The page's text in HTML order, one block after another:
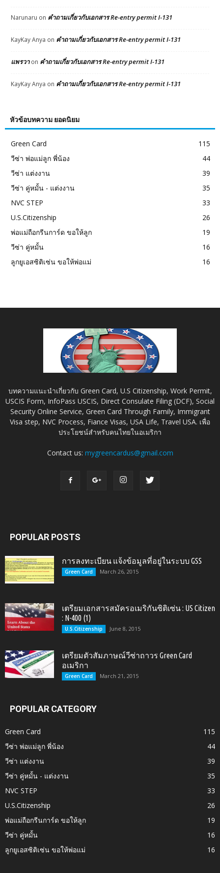
Narunaru on คำถามเกี่ยวกับเอกสาร Re-entry permit I-131
KayKay Anya on คำถามเกี่ยวกับเอกสาร Re-entry permit I-131
แพรวาon คำถามเกี่ยวกับเอกสาร Re-entry permit I-131
KayKay Anya on คำถามเกี่ยวกับเอกสาร Re-entry permit I-131
หัวข้อบทความ ยอดนิยม
Green Card
115
วีซ่า พ่อแม่ลูก พี่น้อง
44
วีซ่า แต่งงาน
39
วีซ่า คู่หมั้น - แต่งงาน
35
NVC STEP
33
U.S.Citizenship
26
พ่อแม่ถือกรีนการ์ด ขอให้ลูก
19
วีซ่า คู่หมั้น
16
ลูกยูเอสซิติเซ่น ขอให้พ่อแม่
16
บทความแนะนำเกี่ยวกับ Green Card, U.S Citizenship, Work Permit,
USCIS Form, InfoPass USCIS, Direct Consulate Filing (DCF), Social
Security Online Service, Green Card Through Family, Immigrant
Visa step, NVC Process, Fiance Visas, USA Life, Travel USA. เพื่อ
ประโยชน์สำหรับคนไทยในอเมริกา
Contact us: mygreencardus@gmail.com
POPULAR POSTS
การลงทะเบียน แจ้งข้อมูลที่อยู่ในระบบ GSS
Green Card March 26, 2015
เตรียมเอกสารสมัครอเมริกันซิติเซ่น : US Citizen
: N-400 (1)
U.S.Citizenship June 8, 2015
เตรียมตัวสัมภาษณ์วีซ่าถาวร Green Card
อเมริกา
Green Card March 21, 2015
POPULAR CATEGORY
Green Card
115
วีซ่า พ่อแม่ลูก พี่น้อง
44
วีซ่า แต่งงาน
39
วีซ่า คู่หมั้น - แต่งงาน
35
NVC STEP
33
U.S.Citizenship
26
พ่อแม่ถือกรีนการ์ด ขอให้ลูก
19
วีซ่า คู่หมั้น
16
ลูกยูเอสซิติเซ่น ขอให้พ่อแม่
16